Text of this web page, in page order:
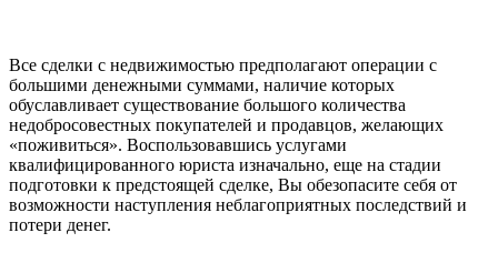
Все сделки с недвижимостью предполагают операции с
большими денежными суммами, наличие которых
обуславливает существование большого количества
недобросовестных покупателей и продавцов, желающих
«поживиться». Воспользовавшись услугами
квалифицированного юриста изначально, еще на стадии
подготовки к предстоящей сделке, Вы обезопасите себя от
возможности наступления неблагоприятных последствий и
потери денег.